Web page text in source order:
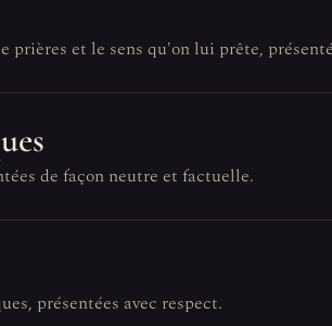
et le sens qu'on lui prête,
de façon neutre et factuelle.
présentées avec respect.